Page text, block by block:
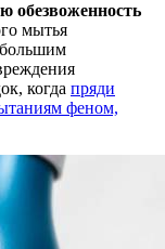
обезвоженность
мытья
большим
когда пряди
феном,